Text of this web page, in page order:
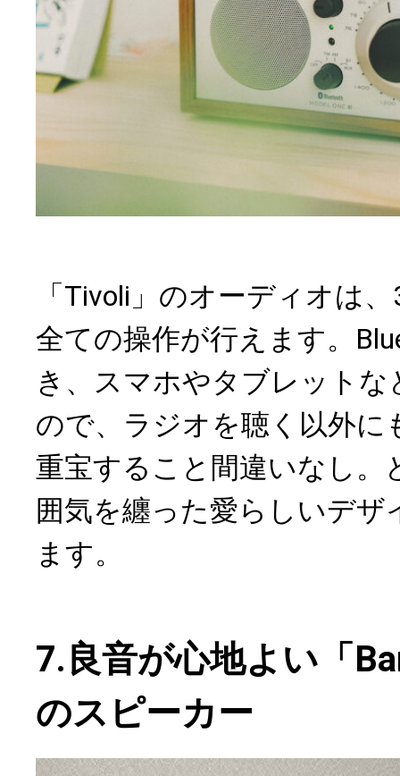
「Tivoli」のオーディオは
全ての操作が行えます。
き、スマホやタブレット
ので、ラジオを聴く以外に
重宝すること間違いなし。
囲気を纏った愛らしいデザ
ます。
7.良音が心地よい「
のスピーカー